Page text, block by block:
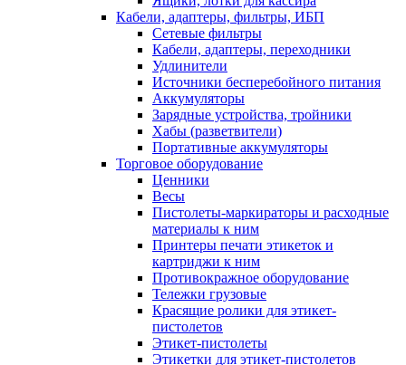
Кабели, адаптеры, фильтры, ИБП
Сетевые фильтры
Кабели, адаптеры, переходники
Удлинители
Источники бесперебойного питания
Аккумуляторы
Зарядные устройства, тройники
Хабы (разветвители)
Портативные аккумуляторы
Торговое оборудование
Ценники
Весы
Пистолеты-маркираторы и расходные
материалы к ним
Принтеры печати этикеток и
картриджи к ним
Противокражное оборудование
Тележки грузовые
Красящие ролики для этикет-
пистолетов
Этикет-пистолеты
Этикетки для этикет-пистолетов